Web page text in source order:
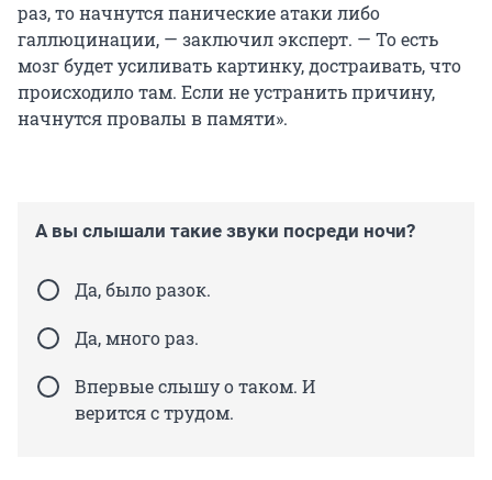
раз, то начнутся панические атаки либо
галлюцинации, — заключил эксперт. — То есть
мозг будет усиливать картинку, достраивать, что
происходило там. Если не устранить причину,
начнутся провалы в памяти».
А вы слышали такие звуки посреди ночи?
Да, было разок.
Да, много раз.
Впервые слышу о таком. И
верится с трудом.